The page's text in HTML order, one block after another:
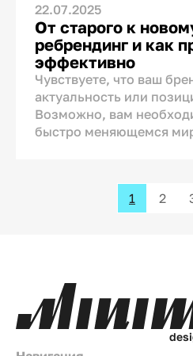
22.07.2025
От старого к
ребрендинг и как
эффективно
Чувствуете, что ваш
актуальность или
Возможно, вам
быстро меняющемся
Рассказываем, как
время изменений, и как
1 2
desi